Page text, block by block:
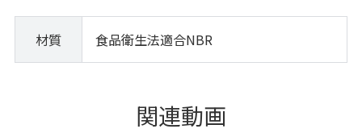
材質 食品衛生法適合NBR
関連動画